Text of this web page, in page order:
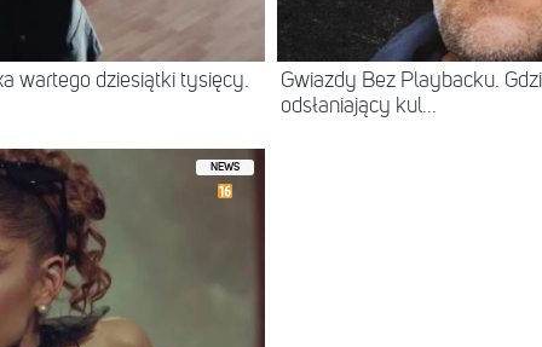
wartego dziesiątki tysięcy.
Gwiazdy Bez Playbacku.
odsłaniający kul...
NEWS